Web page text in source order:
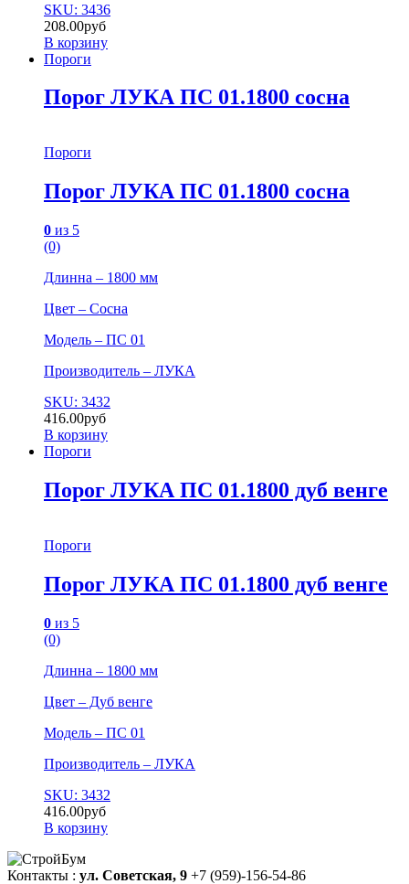
SKU: 3436
208.00руб
В корзину
Пороги
Порог ЛУКА ПС 01.1800 сосна
Пороги
Порог ЛУКА ПС 01.1800 сосна
0 из 5
(0)
Длинна – 1800 мм
Цвет – Сосна
Модель – ПС 01
Производитель – ЛУКА
SKU: 3432
416.00руб
В корзину
Пороги
Порог ЛУКА ПС 01.1800 дуб венге
Пороги
Порог ЛУКА ПС 01.1800 дуб венге
0 из 5
(0)
Длинна – 1800 мм
Цвет – Дуб венге
Модель – ПС 01
Производитель – ЛУКА
SKU: 3432
416.00руб
В корзину
Контакты : ул. Советская, 9 +7 (959)-156-54-86